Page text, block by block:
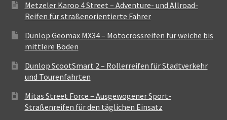
Metzeler Karoo 4 Street – Adventure- und Allroad-
Reifen für straßenorientierte Fahrer
Dunlop Geomax MX34 – Motocrossreifen für weiche bis
mittlere Böden
Dunlop ScootSmart 2 – Rollerreifen für Stadtverkehr
und Tourenfahrten
Mitas Street Force – Ausgewogener Sport-
Straßenreifen für den täglichen Einsatz